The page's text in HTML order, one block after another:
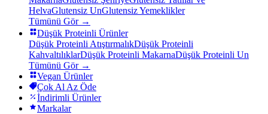
HelvaGlutensiz UnGlutensiz Yemeklikler
Tümünü Gör →
Düşük Proteinli Ürünler
Düşük Proteinli AtıştırmalıkDüşük Proteinli
KahvaltılıklarDüşük Proteinli MakarnaDüşük Proteinli Un
Tümünü Gör →
Vegan Ürünler
Çok Al Az Öde
İndirimli Ürünler
Markalar